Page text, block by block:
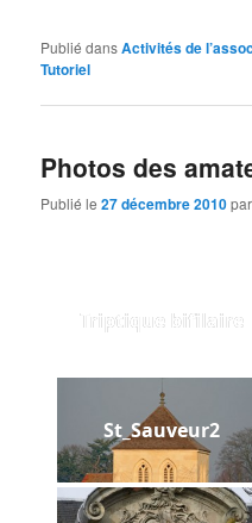
Publié dansActivités de
Tutoriel
Photos des
Publié le27 décembre 2010
Triptique bifilaire
St_Sauveur2